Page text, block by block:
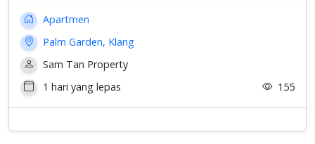
Apartmen
Palm Garden, Klang
Sam Tan Property
1 hari yang lepas
155